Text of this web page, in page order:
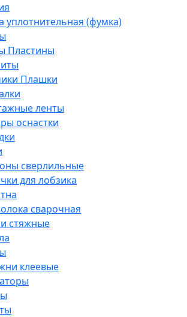
уплотнительная (фумка)
Пластины
Плашки
ленты
оснастки
сверлильные
для лобзика
сварочная
стяжные
клеевые